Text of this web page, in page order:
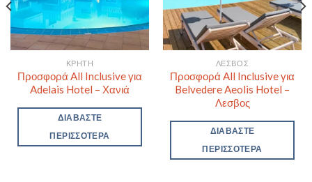
ΚΡΉΤΗ
Προσφορά All Inclusive για
Adelais Hotel – Χανιά
ΔΙΑΒΆΣΤΕ
ΠΕΡΙΣΣΌΤΕΡΑ
ΛΈΣΒΟΣ
Προσφορά All Inclusive για
Belvedere Aeolis Hotel –
Λεσβος
ΔΙΑΒΆΣΤΕ
ΠΕΡΙΣΣΌΤΕΡΑ